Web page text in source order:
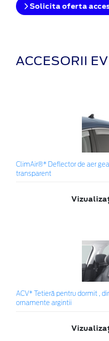
Solicita oferta
ACCESORII
ClimAir®* Deflector de aer
transparent
ACV* Tetieră pentru dormit ,
ornamente argintii